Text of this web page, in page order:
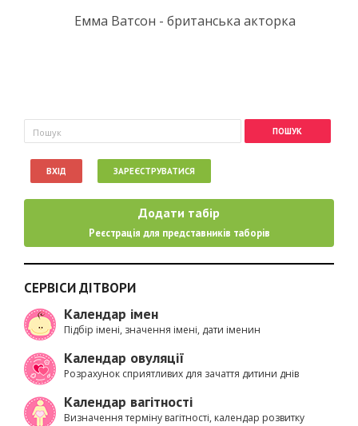
Емма Ватсон - британська акторка
Пошукова форма
Пошук
ВХІД ЗАРЕЄСТРУВАТИСЯ
Додати табір
Реєстрація для представників таборів
СЕРВІСИ ДІТВОРИ
Календар імен
Підбір імені, значення імені, дати іменин
Календар овуляції
Розрахунок сприятливих для зачаття дитини днів
Календар вагітності
Визначення терміну вагітності, календар розвитку